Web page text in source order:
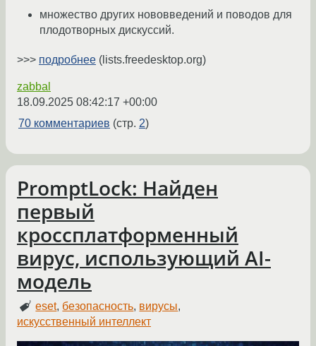
множество других нововведений и поводов для
плодотворных дискуссий.
>>> подробнее (lists.freedesktop.org)
zabbal
18.09.2025 08:42:17 +00:00
70 комментариев (стр. 2)
PromptLock: Найден
первый
кроссплатформенный
вирус, использующий AI-
модель
eset, безопасность, вирусы,
искусственный интеллект